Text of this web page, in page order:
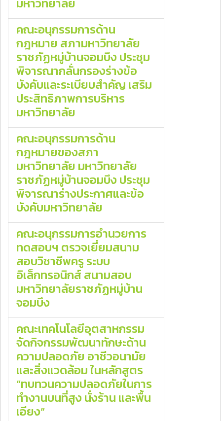
คณะอนุกรรมการด้าน
กฎหมาย สภามหาวิทยาลัย
ราชภัฏหมู่บ้านจอมบึง ประชุม
พิจารณากลั่นกรองร่างข้อ
บังคับและระเบียบสำคัญ เสริม
ประสิทธิภาพการบริหาร
มหาวิทยาลัย
คณะอนุกรรมการด้าน
กฎหมายของสภา
มหาวิทยาลัย มหาวิทยาลัย
ราชภัฏหมู่บ้านจอมบึง ประชุม
พิจารณาร่างประกาศและข้อ
บังคับมหาวิทยาลัย
คณะอนุกรรมการอำนวยการ
ทดสอบฯ ตรวจเยี่ยมสนาม
สอบวิชาชีพครู ระบบ
อิเล็กทรอนิกส์ สนามสอบ
มหาวิทยาลัยราชภัฏหมู่บ้าน
จอมบึง
คณะเทคโนโลยีอุตสาหกรรม
จัดกิจกรรมพัฒนาทักษะด้าน
ความปลอดภัย อาชีวอนามัย
และสิ่งแวดล้อม ในหลักสูตร
“ทบทวนความปลอดภัยในการ
ทำงานบนที่สูง นั่งร้าน และพื้น
เอียง”